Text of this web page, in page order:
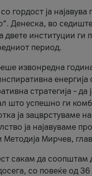
гордост ја
Денеска, во
двете институции ги
период.
извонредна
стратегија –
што успешно ги
ја зацврстуваме
ја најавуваме
Методија Мирчев,
сакам да соопштам
со повеќе од